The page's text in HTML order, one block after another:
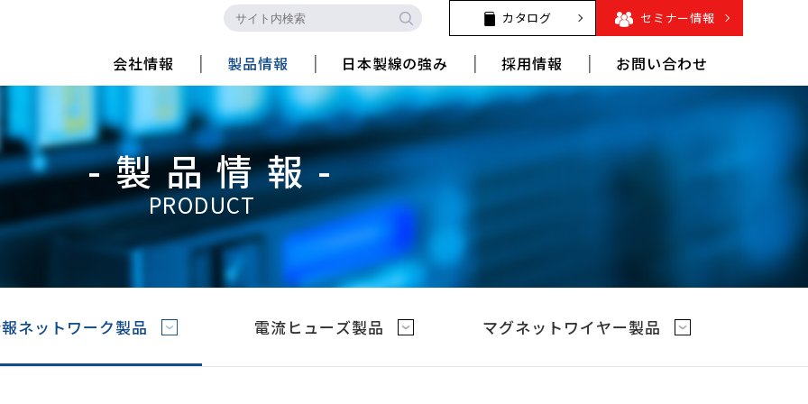
カタログ セミナー情報
会社情報 製品情報 日本製線の強み 採用情報 お問い合わせ
-製品情報-
PRODUCT
ネットワーク製品 電流ヒューズ製品 マグネットワイヤー製品